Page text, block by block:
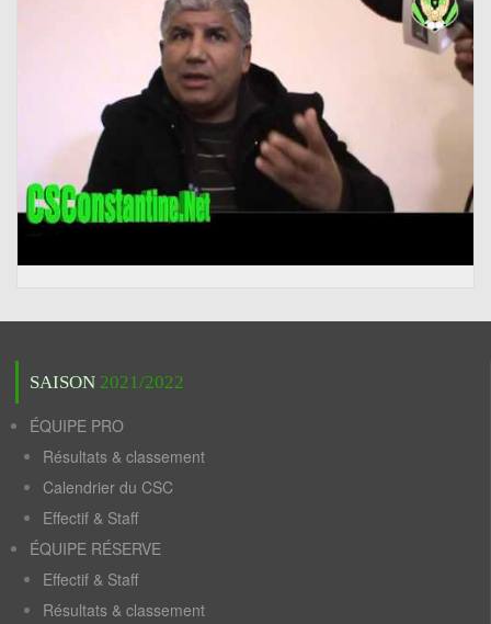
SAISON 2021/2022
ÉQUIPE PRO
Résultats & classement
Calendrier du CSC
Effectif & Staff
ÉQUIPE RÉSERVE
Effectif & Staff
Résultats & classement